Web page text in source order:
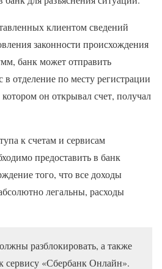
клиентом сведений
законности происхождения
банк может отправить
отделение по месту регистрации
он открывал счет, получал
к счетам и сервисам
предоставить в банк
того, что все доходы
легальны, расходы
разблокировать, а также
сервису «Сбербанк Онлайн».